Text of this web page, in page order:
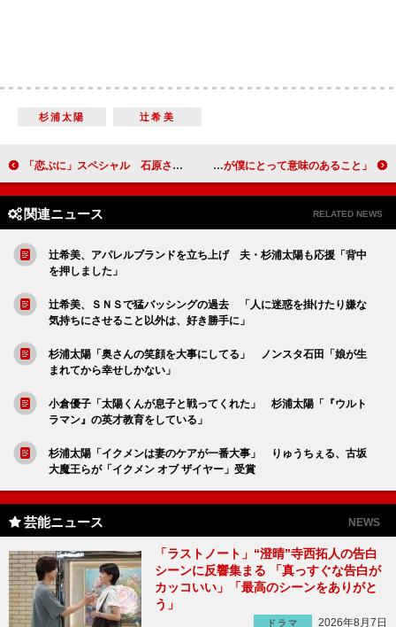
杉浦太陽 辻希美
「恋ぷに」スペシャル 石原さとみと綾野剛が“感動の再会” 「幸福感に包まれた楽しいドラマだった」 菊池風麿、田中樹と「ＤＲＥＡＭ ＢＯＹＳ」上演 菊池「田中樹とできることが僕にとって意味のあること」
関連ニュース RELATED NEWS
辻希美、アパレルブランドを立ち上げ 夫・杉浦太陽も応援「背中
を押しました」
辻希美、ＳＮＳで猛バッシングの過去 「人に迷惑を掛けたり嫌な
気持ちにさせること以外は、好き勝手に」
杉浦太陽「奥さんの笑顔を大事にしてる」 ノンスタ石田「娘が生
まれてから幸せしかない」
小倉優子「太陽くんが息子と戦ってくれた」 杉浦太陽「『ウルト
ラマン』の英才教育をしている」
杉浦太陽「イクメンは妻のケアが一番大事」 りゅうちぇる、古坂
大魔王らが「イクメン オブ ザイヤー」受賞
芸能ニュース NEWS
「ラストノート」“澄晴”寺西拓人の告白
シーンに反響集まる 「真っすぐな告白が
カッコいい」「最高のシーンをありがと
う」
ドラマ 2026年8月7日